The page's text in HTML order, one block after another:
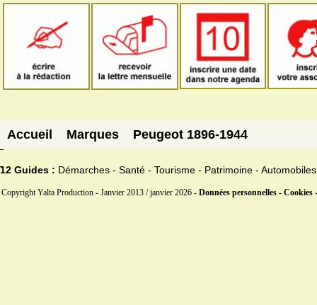
Accueil Marques Peugeot 1896-1944
12 Guides : Démarches - Santé - Tourisme - Patrimoine - Automobiles
Copyright Yalta Production - Janvier 2013 / janvier 2026 - Données personnelles - Cookies